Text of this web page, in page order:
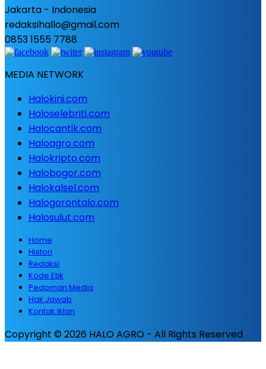
Jakarta - Indonesia
redaksihallo@gmail.com
0853 1555 7788
MEDIA NETWORK
Halokini.com
Haloselebriti.com
Halocantik.com
Haloagro.com
Halokripto.com
Halobogor.com
Halokalsel.com
Halogorontalo.com
Halosulut.com
Home
Histori
Redaksi
Kode Etik
Pedoman Media
Hak Jawab
Kontak Iklan
Copyright © 2026 HALO AGRO - All Rights Reserved